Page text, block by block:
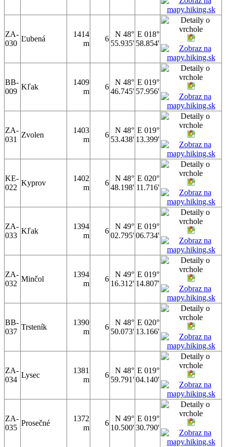
ZA-
030
Ľubená
1414
m
6
N 48°
55.935'
E 018°
58.854'
BB-
009
Kľak
1409
m
6
N 48°
46.745'
E 019°
57.956'
ZA-
031
Zvolen
1403
m
6
N 48°
53.438'
E 019°
13.399'
KE-
022
Kyprov
1402
m
6
N 48°
48.198'
E 020°
11.716'
ZA-
033
Kľak
1394
m
6
N 49°
02.795'
E 019°
06.734'
ZA-
032
Minčol
1394
m
6
N 49°
16.312'
E 019°
14.807'
BB-
037
Trsteník
1390
m
6
N 48°
50.073'
E 020°
13.166'
ZA-
034
Lysec
1381
m
6
N 48°
59.791'
E 019°
04.140'
ZA-
035
Prosečné
1372
m
6
N 49°
10.500'
E 019°
30.790'